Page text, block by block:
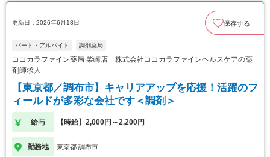
更新日：2026年6月18日 保存する
パート・アルバイト 調剤薬局
ココカラファイン薬局 柴崎店 株式会社ココカラファインヘルスケアの薬
剤師求人
【東京都／調布市】キャリアアップを応援！活躍のフ
ィールドが多彩な会社です＜調剤＞
給与 【時給】2,000円～2,200円
勤務地 東京都 調布市